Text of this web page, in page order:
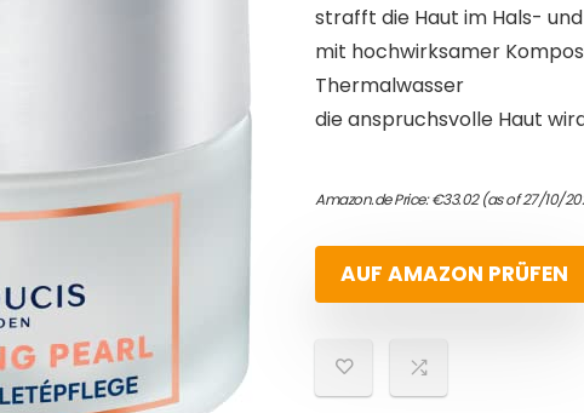
strafft die Haut im Hals-
mit hochwirksamer
Thermalwasser
die anspruchsvolle Haut
Amazon.de Price:€33.02(as of 27/10/
AUF AMAZON PRÜFEN